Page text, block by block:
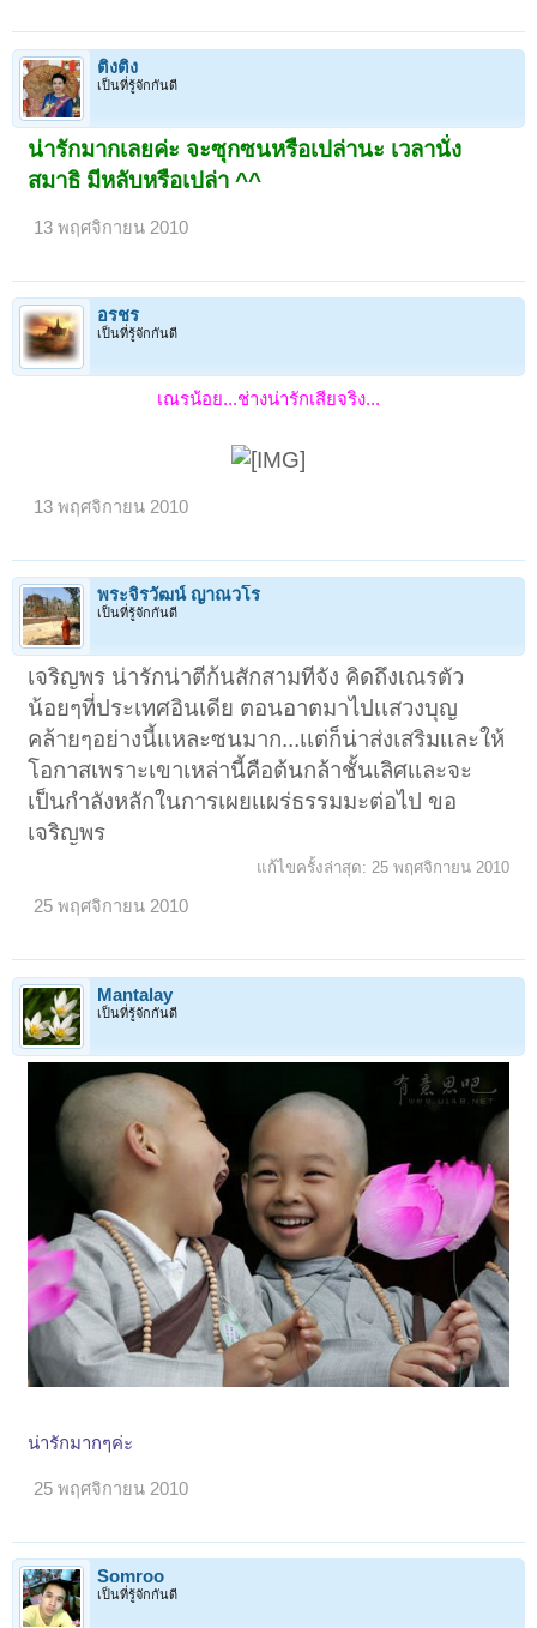
ติงติง
เป็นที่รู้จักกันดี
น่ารักมากเลยค่ะ จะซุกซนหรือเปล่านะ เวลานั่ง
สมาธิ มีหลับหรือเปล่า ^^
13 พฤศจิกายน 2010
อรชร
เป็นที่รู้จักกันดี
เณรน้อย...ช่างน่ารักเสียจริง...
13 พฤศจิกายน 2010
พระจิรวัฒน์ ญาณวโร
เป็นที่รู้จักกันดี
เจริญพร น่ารักน่าตีก้นสักสามทีจัง คิดถึงเณรตัว
น้อยๆที่ประเทศอินเดีย ตอนอาตมาไปเเสวงบุญ
คล้ายๆอย่างนี้เเหละซนมาก...เเต่ก็น่าส่งเสริมเเละให้
โอกาสเพราะเขาเหล่านี้คือต้นกล้าชั้นเลิศเเละจะ
เป็นกำลังหลักในการเผยเเผร่ธรรมมะต่อไป ขอ
เจริญพร
แก้ไขครั้งล่าสุด: 25 พฤศจิกายน 2010
25 พฤศจิกายน 2010
Mantalay
เป็นที่รู้จักกันดี
น่ารักมากๆค่ะ
25 พฤศจิกายน 2010
Somroo
เป็นที่รู้จักกันดี